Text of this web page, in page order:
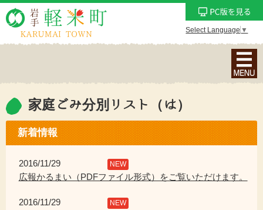
Select Language ▼
ナ
ビ
ョ
ン
ニ
家庭ごみ分別リスト（は）
新着情報
2016/11/29 NEW
広報かるまい（PDFファイル形式）をご覧いただけます。
2016/11/29 NEW